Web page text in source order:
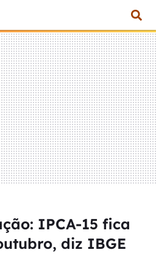
IPCA-15 fica
diz IBGE